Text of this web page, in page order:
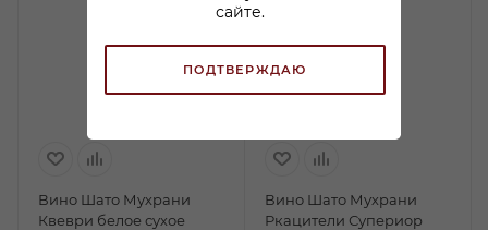
сайте.
ПОДТВЕРЖДАЮ
Вино Шато Мухрани
Квеври белое сухое
Вино Шато Мухрани
Ркацители Супериор